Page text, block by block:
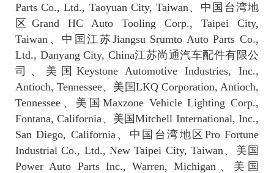
Parts Co., Ltd., Taoyuan City, Taiwan 、中国台湾地
区 Grand HC Auto Tooling Corp., Taipei City,
Taiwan 、中国江苏Jiangsu Srumto Auto Parts Co.,
Ltd., Danyang City, China江苏尚通汽车配件有限公
司、美国 Keystone Automotive Industries, Inc.,
Antioch, Tennessee、美国LKQ Corporation, Antioch,
Tennessee 、美国 Maxzone Vehicle Lighting Corp.,
Fontana, California 、美国Mitchell International, Inc.,
San Diego, California 、中国台湾地区 Pro Fortune
Industrial Co., Ltd., New Taipei City, Taiwan 、美国
Power Auto Parts Inc., Warren, Michigan 、美国